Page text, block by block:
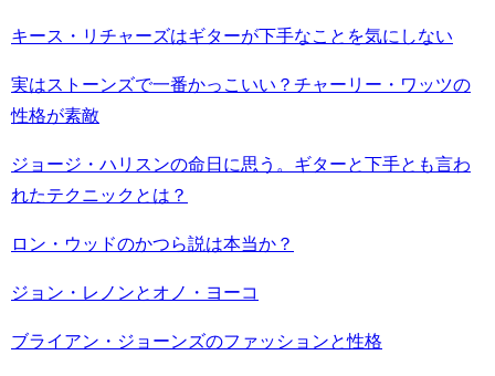
キース・リチャーズはギターが下手なことを気にしない
実はストーンズで一番かっこいい？チャーリー・ワッツの
性格が素敵
ジョージ・ハリスンの命日に思う。ギターと下手とも言わ
れたテクニックとは？
ロン・ウッドのかつら説は本当か？
ジョン・レノンとオノ・ヨーコ
ブライアン・ジョーンズのファッションと性格